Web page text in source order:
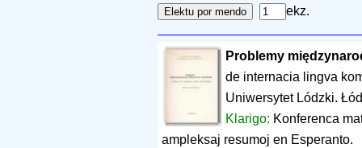
ekz.
Problemy
de internacia lingva
Uniwersytet Lódzki.
Klarigo: Konferenca
ampleksaj resumoj en Esperanto.